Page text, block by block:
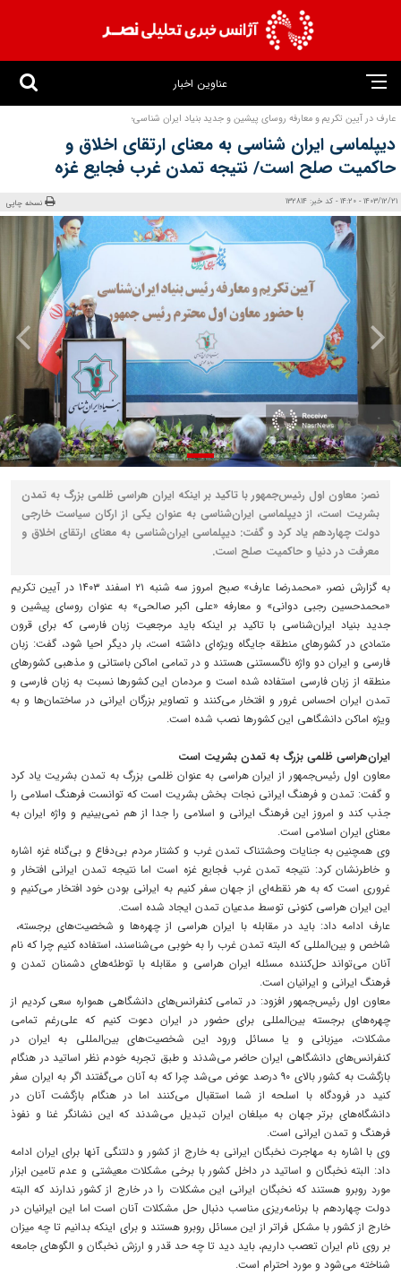
عناوین اخبار
عارف در آیین تکریم و معارفه روسای پیشین و جدید بنیاد ایران‌ شناسی؛
دیپلماسی ایران‌ شناسی به معنای ارتقای اخلاق و
حاکمیت صلح است/ نتیجه تمدن غرب فجایع غزه
1403/12/21 - 14:20 - کد خبر: 132814 نسخه چاپی
نصر: معاون اول رئیس‌جمهور با تاکید بر اینکه ایران هراسی ظلمی بزرگ به تمدن
بشریت است، از دیپلماسی ایران‌شناسی به عنوان یکی از ارکان سیاست خارجی
دولت چهاردهم یاد کرد و گفت: دیپلماسی ایران‌شناسی به معنای ارتقای اخلاق و
معرفت در دنیا و حاکمیت صلح است.
به گزارش نصر، «محمدرضا عارف» صبح امروز سه شنبه ‌۲۱ اسفند ۱۴۰۳ در آیین تکریم
«محمدحسین رجبی دوانی» و معارفه «علی اکبر صالحی» به عنوان روسای پیشین و
جدید بنیاد ایران‌شناسی با تاکید بر اینکه باید مرجعیت زبان فارسی که برای قرون
متمادی در کشورهای منطقه جایگاه ویژه‌ای داشته است، بار دیگر احیا شود، گفت: زبان
فارسی و ایران دو واژه ناگسستنی هستند و در تمامی اماکن باستانی و مذهبی کشورهای
منطقه از زبان فارسی استفاده شده است و مردمان این کشورها نسبت به زبان فارسی و
تمدن ایران احساس غرور و افتخار می‌کنند و تصاویر بزرگان ایرانی در ساختمان‌ها و به
ویژه اماکن دانشگاهی این کشورها نصب شده است.
ایران‌هراسی ظلمی بزرگ به تمدن بشریت است
معاون اول رئیس‌جمهور از ایران هراسی به عنوان ظلمی بزرگ به تمدن بشریت یاد کرد
و گفت: تمدن و فرهنگ ایرانی نجات بخش بشریت است که توانست فرهنگ اسلامی را
جذب کند و امروز این فرهنگ ایرانی و اسلامی را جدا از هم نمی‌بینیم و واژه ایران به
معنای ایران اسلامی است.
وی همچنین به جنایات وحشتناک تمدن غرب و کشتار مردم بی‌دفاع و بی‌گناه غزه اشاره
و خاطرنشان کرد: نتیجه تمدن غرب فجایع غزه است اما نتیجه تمدن ایرانی افتخار و
غروری است که به هر نقطه‌ای از جهان سفر کنیم به ایرانی بودن خود افتخار می‌کنیم و
این ایران هراسی کنونی توسط مدعیان تمدن ایجاد شده است.
عارف ادامه داد:‌ باید در مقابله با ایران هراسی از چهره‌ها و شخصیت‌های برجسته، ‌
شاخص و بین‌المللی که البته تمدن غرب را به خوبی می‌شناسند، استفاده کنیم چرا که نام
آنان می‌تواند حل‌کننده مسئله ایران هراسی و مقابله با توطئه‌های دشمنان تمدن و
فرهنگ ایرانی و ایرانیان است.
معاون اول رئیس‌جمهور افزود: در تمامی کنفرانس‌های دانشگاهی همواره سعی کردیم از
چهره‌های برجسته بین‌المللی برای حضور در ایران دعوت کنیم که علی‌رغم تمامی
مشکلات، میزبانی و یا مسائل ورود این شخصیت‌های بین‌المللی به ایران در
کنفرانس‌های دانشگاهی ایران حاضر می‌شدند و طبق تجربه خودم نظر اساتید در هنگام
بازگشت به کشور بالای ۹۰ درصد عوض می‌شد چرا که به آنان می‌گفتند اگر به ایران سفر
کنید در فرودگاه با اسلحه از شما استقبال می‌کنند اما در هنگام بازگشت آنان در
دانشگاه‌های برتر جهان به مبلغان ایران تبدیل می‌شدند که این نشانگر غنا و نفوذ
فرهنگ و تمدن ایرانی است.
وی با اشاره به مهاجرت نخبگان ایرانی به خارج از کشور و دلتنگی آنها برای ایران ادامه
داد: البته نخبگان و اساتید در داخل کشور با برخی مشکلات معیشتی و عدم تامین ابزار
مورد روبرو هستند که نخبگان ایرانی این مشکلات را در خارج از کشور ندارند که البته
دولت چهاردهم با برنامه‌ریزی مناسب دنبال حل مشکلات آنان است اما این ایرانیان در
خارج از کشور با مشکل فراتر از این مسائل روبرو هستند و برای اینکه بدانیم تا چه میزان
بر روی نام ایران تعصب داریم، باید دید تا چه حد قدر و ارزش نخبگان و الگوهای جامعه
شناخته می‌شود و مورد احترام است.